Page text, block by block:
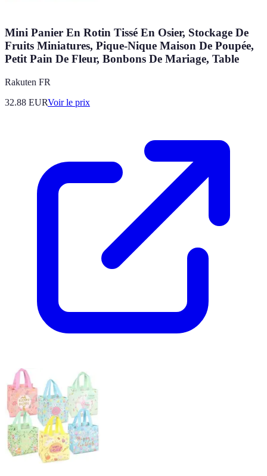
Mini Panier En Rotin Tissé En Osier, Stockage De
Fruits Miniatures, Pique-Nique Maison De Poupée,
Petit Pain De Fleur, Bonbons De Mariage, Table
Rakuten FR
32.88 EURVoir le prix